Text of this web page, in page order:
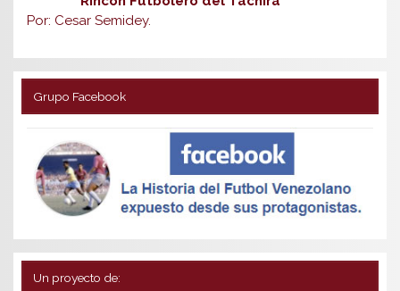
Por: Cesar Semidey.
Grupo Facebook
Un proyecto de: